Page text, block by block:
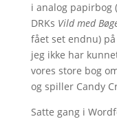
i analog papirbog
DRKs Vild med
fået set endnu)
jeg ikke har
vores store bog
og spiller Candy
Satte gang i